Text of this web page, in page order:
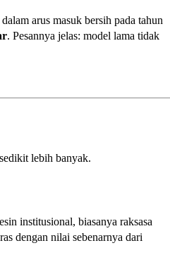
arus masuk bersih pada tahun
. Pesannya jelas: model lama tidak
lebih banyak.
institusional, biasanya raksasa
dengan nilai sebenarnya dari